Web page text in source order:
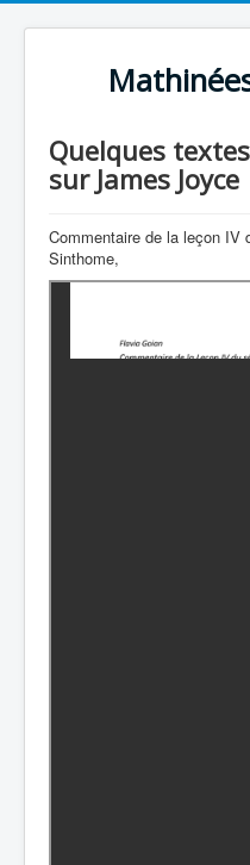
Quelques
sur James Joyce
Commentaire de la leçon IV
Sinthome,